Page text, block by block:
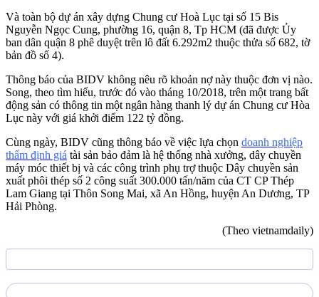
Và toàn bộ dự án xây dựng Chung cư Hoà Lục tại số 15 Bis
Nguyễn Ngọc Cung, phường 16, quận 8, Tp HCM (đã được Ủy
ban dân quận 8 phê duyệt trên lô đất 6.292m2 thuộc thửa số 682, tờ
bản đồ số 4).
Thông báo của BIDV không nêu rõ khoản nợ này thuộc đơn vị nào.
Song, theo tìm hiểu, trước đó vào tháng 10/2018, trên một trang bất
động sản có thông tin một ngân hàng thanh lý dự án Chung cư Hòa
Lục này với giá khởi điểm 122 tỷ đồng.
Cùng ngày, BIDV cũng thông báo về việc lựa chọn doanh nghiệp
thẩm định giá tài sản bảo đảm là hệ thống nhà xưởng, dây chuyền
máy móc thiết bị và các công trình phụ trợ thuộc Dây chuyền sản
xuất phôi thép số 2 công suất 300.000 tấn/năm của CT CP Thép
Lam Giang tại Thôn Song Mai, xã An Hồng, huyện An Dương, TP
Hải Phòng.
(Theo vietnamdaily)